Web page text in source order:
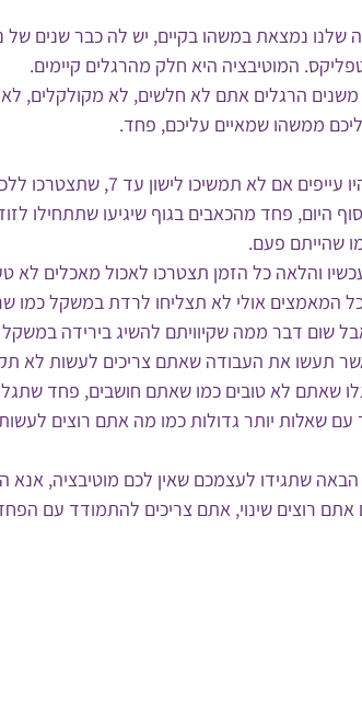
המוטיבציה היא חלק מהרגלים קיימים.
הרגלים אתם לא חלשים, לא מקולקלים,
ממשהו שמאיים עליכם, פחד.
פחד שתהיו עייפים אם
היום, פחד מהכאבים בגוף שיגיעו שתתחילו
שהייתם פעם.
והלאה כל הזמן תצטרכו לאכול מאכלים לא
המאמצים אולי לא תצליחו לרדת במשקל כמו
שום דבר ממה שקיוויתם להשיג בירידה במשקל
תעשו את העבודה שאתם צריכים לעשות לא
שאתם לא טובים כמו שאתם חושבים, פחד
שאלות יותר גדולות כמו מה אתם רוצים
שתגידו לעצמכם שאין לכם מוטיבציה,
רוצים שינוי, אתם צריכים להתמודד עם